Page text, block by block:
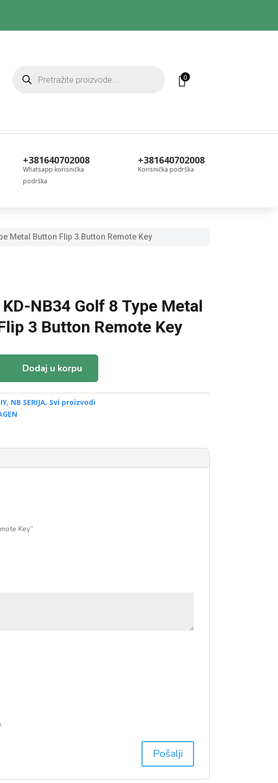
search 0
+381640702008
Whatsapp korisnička
podrška
+381640702008
Korisnička podrška
Metal Button Flip 3 Button Remote Key
KD-NB34 Golf 8 Type Metal
3 Button Remote Key
Dodaj u korpu
, NB SERIJA, Svi proizvodi
Key“